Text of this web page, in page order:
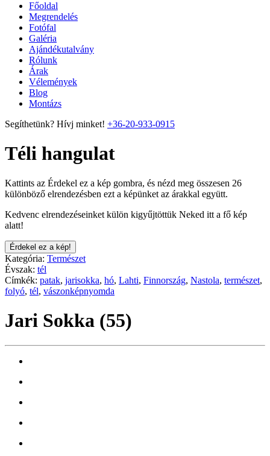
Főoldal
Megrendelés
Fotófal
Galéria
Ajándékutalvány
Rólunk
Árak
Vélemények
Blog
Montázs
Segíthetünk? Hívj minket! +36-20-933-0915
Téli hangulat
Kattints az Érdekel ez a kép gombra, és nézd meg összesen 26
különböző elrendezésben ezt a képünket az árakkal együtt.
Kedvenc elrendezéseinket külön kigyűjtöttük Neked itt a fő kép
alatt!
Érdekel ez a kép!
Kategória: Természet
Évszak: tél
Címkék: patak, jarisokka, hó, Lahti, Finnország, Nastola, természet,
folyó, tél, vászonképnyomda
Jari Sokka (55)